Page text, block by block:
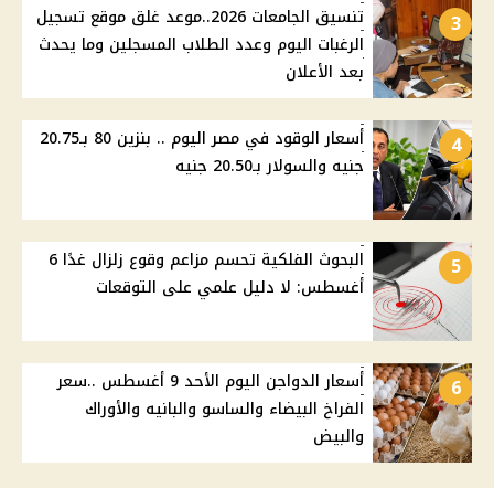
3
تنسيق الجامعات 2026..موعد غلق موقع تسجيل
الرغبات اليوم وعدد الطلاب المسجلين وما يحدث
بعد الأعلان
4
أسعار الوقود في مصر اليوم .. بنزين 80 بـ20.75
جنيه والسولار بـ20.50 جنيه
5
البحوث الفلكية تحسم مزاعم وقوع زلزال غدًا 6
أغسطس: لا دليل علمي على التوقعات
6
أسعار الدواجن اليوم الأحد 9 أغسطس ..سعر
الفراخ البيضاء والساسو والبانيه والأوراك
والبيض